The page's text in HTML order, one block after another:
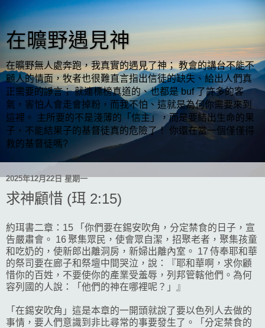
在曠野遇見神
在曠野無人處奔跑，我真實的遇見了神； 教會的講台不能不
顧人的情面，牧者也很難直言指出信徒的缺失、給出人們真
正需要的諍言； 就連標榜真道的、也都是 buf 了許多的客
氣，害怕人會走會掉粉，而我不怕、這就是為何你需要來到
這裡。 主所要的不是淺薄的「信主」，而是要結出生命的果
子，不能結果子的基督徒真的危險了！ 你還在當一個僅僅得
救的基督徒嗎?
2025年12月22日 星期一
求神顧惜 (珥 2:15)
約珥書二章：15 「你們要在錫安吹角，分定禁食的日子，宣
告嚴肅會。 16 聚集眾民，使會眾自潔，招聚老者，聚集孩童
和吃奶的，使新郎出離洞房，新婦出離內室。 17 侍奉耶和華
的祭司要在廊子和祭壇中間哭泣，說：『耶和華啊，求你顧
惜你的百姓，不要使你的產業受羞辱，列邦管轄他們。為何
容列國的人說：「他們的神在哪裡呢？」』
「在錫安吹角」這是本章的一開頭就說了要以色列人去做的
事情，要人們意識到非比尋常的事要發生了。「分定禁食的